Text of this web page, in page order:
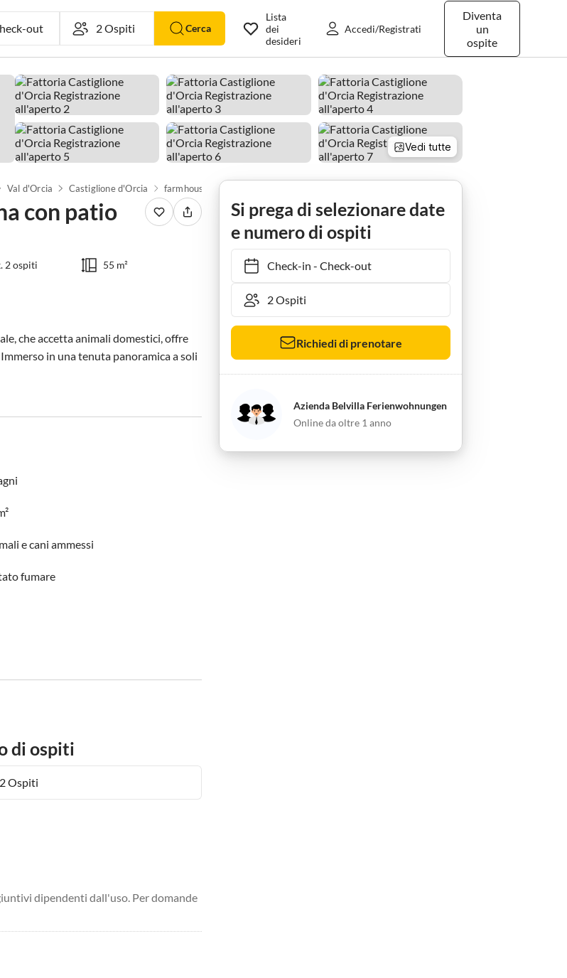
out Cerca
Diventa
un
ospite
Lista
dei
desideri
Accedi/Registrati
Vedi tutte
Val d'Orcia Castiglione d'Orcia
con patio
2 ospiti 55 m²
che accetta animali domestici, offre
in una tenuta panoramica a soli
e cani ammessi
fumare
di ospiti
dipendenti dall'uso. Per domande
Si prega di selezionare date
e numero di ospiti
Check-in- Check-out
Richiedi di prenotare
Azienda Belvilla Ferienwohnungen
Online da oltre 1 anno